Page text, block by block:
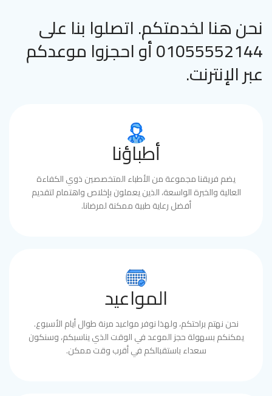
نحن هنا لخدمتكم. اتصلوا بنا على
01055552144 أو احجزوا موعدكم
عبر الإنترنت.
أطباؤنا
يضم فريقنا مجموعة من الأطباء المتخصصين ذوي الكفاءة
العالية والخبرة الواسعة، الذين يعملون بإخلاص واهتمام لتقديم
أفضل رعاية طبية ممكنة لمرضانا.
المواعيد
نحن نهتم براحتكم، ولهذا نوفر مواعيد مرنة طوال أيام الأسبوع.
يمكنكم بسهولة حجز الموعد في الوقت الذي يناسبكم، وسنكون
سعداء باستقبالكم في أقرب وقت ممكن.